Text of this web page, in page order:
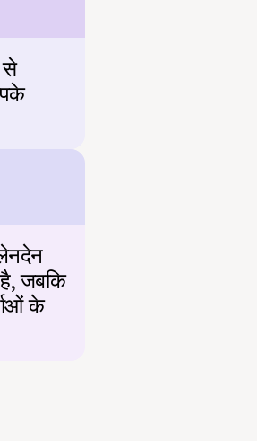
से
जबकि
के